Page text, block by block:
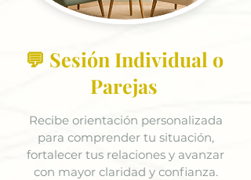
💬 Sesión Individual o
Parejas
Recibe orientación personalizada
para comprender tu situación,
fortalecer tus relaciones y avanzar
con mayor claridad y confianza.